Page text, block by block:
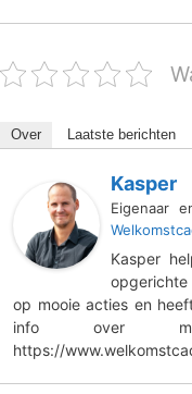
Over Laatste berichten
Kasper
Eigenaar
Kasper
opgerichte
op mooie acties en
info over
https://